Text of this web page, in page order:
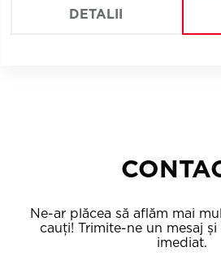
DETALII
Ne-ar plăcea să aflăm mai
cauți! Trimite-ne un mesaj
imediat.